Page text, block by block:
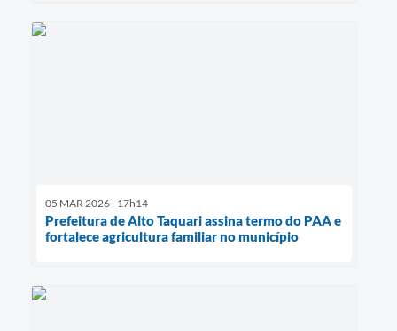
05 MAR 2026 - 17h14
Prefeitura de Alto Taquari assina termo do PAA e
fortalece agricultura familiar no município